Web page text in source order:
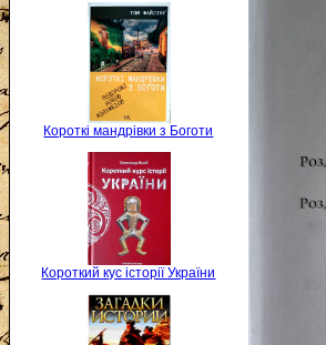
Короткі мандрівки з Боготи
Короткий кус історії України